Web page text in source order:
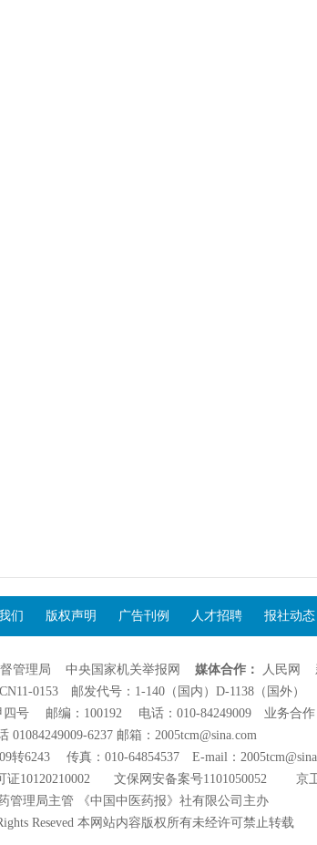
们 版权声明 广告刊例 人才招聘 报社动态
管理局 中央国家机关举报网 媒体合作： 人民网
0153 邮发代号：1-140（国内）D-1138（国外）
四号 邮编：100192 电话：010-84249009 业务合作
01084249009-6237 邮箱：2005tcm@sina.com
转6243 传真：010-64854537 E-mail：
10120210002文保网安备案号1101050052 京
管理局主管 《中国中医药报》社有限公司主办
Reseved 本网站内容版权所有未经许可禁止转载